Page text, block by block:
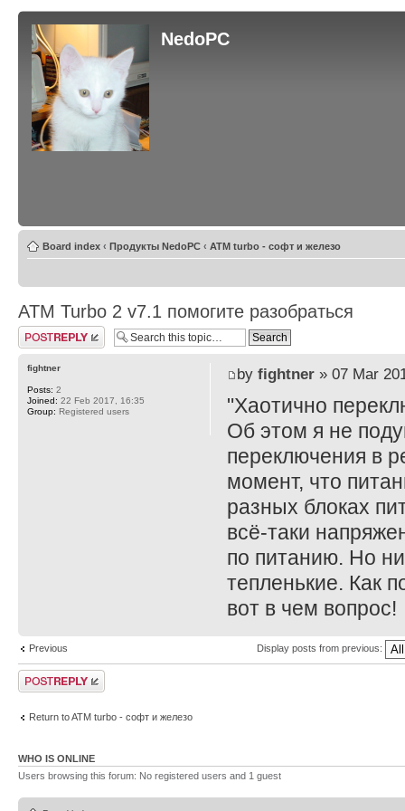
NedoPC
Board index ‹ Продукты NedoPC ‹ ATM turbo - софт и железо
ATM Turbo 2 v7.1 помогите разобраться
Post a reply
by fightner» 07 Mar
"Хаотично
Об этом я не
переключения в
момент, что
разных блоках
всё-таки
по питанию. Но
тепленькие. Как
вот в чем вопрос!
fightner
Posts: 2
Joined: 22 Feb 2017, 16:35
Group: Registered users
Previous Display posts from previous:
Post a reply
Return to ATM turbo - софт и железо
WHO IS ONLINE
Users browsing this forum: No registered users and 1 guest